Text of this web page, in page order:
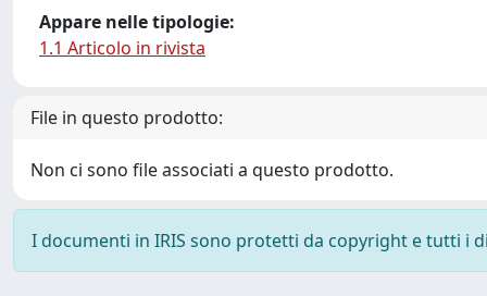
Appare nelle tipologie:
1.1 Articolo in rivista
File in questo prodotto:
Non ci sono file associati a questo prodotto.
I documenti in IRIS sono protetti da copyright e tutti i